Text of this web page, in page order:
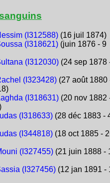
(I312588)(16 juil 1874)
(I318621)(juin 1876 - 9
(I312030)(24 sep 1878
(I323428)(27 août 1880
(I318631)(20 nov 1882
(I318633)(28 déc 1883 -
(I344818)(18 oct 1885 -
(I327455)(21 juin 1888 -
(I327456)(12 jan 1891 -